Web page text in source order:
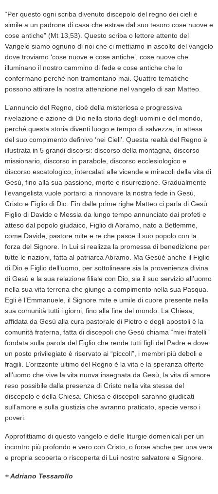
“Per questo ogni scriba divenuto discepolo del regno dei cieli è
simile a un padrone di casa che estrae dal suo tesoro cose nuove e
cose antiche” (Mt 13,53). Questo scriba o lettore attento del
Vangelo siamo ognuno di noi che ci mettiamo in ascolto del vangelo
dove troviamo ‘cose nuove e cose antiche’, cose nuove che
illuminano il nostro cammino di fede e cose antiche che lo
confermano perché non tramontano mai. Quattro tematiche
possono attirare la nostra attenzione nel vangelo di san Matteo.
L’annuncio del Regno, cioè della misteriosa e progressiva
rivelazione e azione di Dio nella storia degli uomini e del mondo,
perché questa storia diventi luogo e tempo di salvezza, in attesa
del suo compimento definivo ‘nei Cieli’. Questa realtà del Regno è
illustrata in 5 grandi discorsi: discorso della montagna, discorso
missionario, discorso in parabole, discorso ecclesiologico e
discorso escatologico, intercalati alle vicende e miracoli della vita di
Gesù , fino alla sua passione, morte e risurrezione. Gradualmente
l’evangelista vuole portarci a rinnovare la nostra fede in Gesù
Cristo e Figlio di Dio. Fin dalle prime righe Matteo ci parla di Gesù
Figlio di Davide e Messia da lungo tempo annunciato dai profeti e
atteso dal popolo giudaico, Figlio di Abramo, nato a Betlemme,
come Davide, pastore mite e re che pasce il suo popolo con la
forza del Signore. In Lui si realizza la promessa di benedizione per
tutte le nazioni, fatta al patriarca Abramo. Ma Gesùè anche il Figlio
di Dio e Figlio dell’uomo, per sottolineare sia la provenienza divina
di Gesù e la sua relazione filiale con Dio, sia il suo servizio all’uomo
nella sua vita terrena che giunge a compimento nella sua Pasqua.
Egli è l’Emmanuele, il Signore mite e umile di cuore presente nella
sua comunità tutti i giorni, fino alla fine del mondo. La Chiesa,
affidata da Gesù alla cura pastorale di Pietro e degli apostoli è la
comunità fraterna, fatta di discepoli che Gesù chiama “miei fratelli”
fondata sulla parola del Figlio che rende tutti figli del Padre e dove
un posto privilegiato è riservato ai “piccoli”, i membri più deboli e
fragili. L’orizzonte ultimo del Regno è la vita e la speranza offerte
all’uomo che vive la vita nuova insegnata da Gesù , la vita di amore
reso possibile dalla presenza di Cristo nella vita stessa del
discepolo e della Chiesa. Chiesa e discepoli saranno giudicati
sull’amore e sulla giustizia che avranno praticato, specie verso i
poveri.
Approfittiamo di questo vangelo e delle liturgie domenicali per un
incontro più profondo e vero con Cristo, o forse anche per una vera
e propria scoperta o riscoperta di Lui nostro salvatore e Signore.
+ Adriano Tessarollo